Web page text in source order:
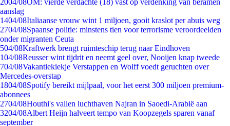
2004/08OM: vierde verdachte (18) vast op verdenking van beramen
aanslag
1404/08Italiaanse vrouw wint 1 miljoen, gooit kraslot per abuis weg
2704/08Spaanse politie: minstens tien voor terrorisme veroordeelden
onder migranten Ceuta
504/08Kraftwerk brengt ruimteschip terug naar Eindhoven
104/08Reusser wint tijdrit en neemt geel over, Nooijen knap tweede
704/08Vakantiekiekje Verstappen en Wolff voedt geruchten over
Mercedes-overstap
1804/08Spotify bereikt mijlpaal, voor het eerst 300 miljoen premium-
abonnees
2704/08Houthi's vallen luchthaven Najran in Saoedi-Arabië aan
3204/08Albert Heijn halveert tempo van Koopzegels sparen vanaf
september